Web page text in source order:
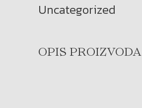
Uncategorized
OPIS PROIZVODA